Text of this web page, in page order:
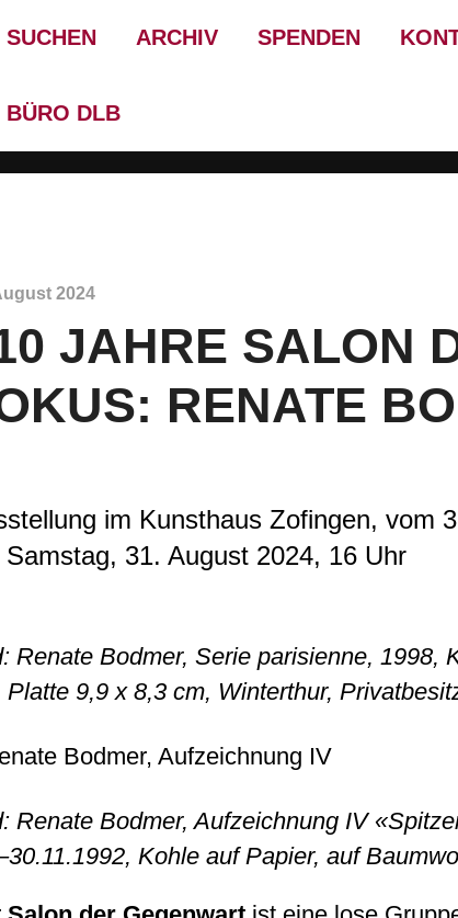
SUCHEN ARCHIV SPENDEN
BÜRO DLB
2024
JAHRE SALON
RENATE
im Kunsthaus Zofingen, vom
Samstag, 31. August 2024, 16 Uhr
Renate Bodmer, Serie parisienne, 1998,
Platte 9,9 x 8,3 cm, Winterthur,
Renate Bodmer, Aufzeichnung IV
Kohle auf Papier, auf